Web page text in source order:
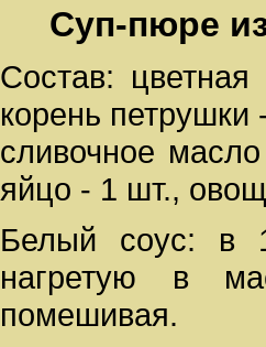
Суп-пюре
Состав:
корень петрушки
сливочное
яйцо - 1 шт.,
Белый соус: в
нагретую в
помешивая.